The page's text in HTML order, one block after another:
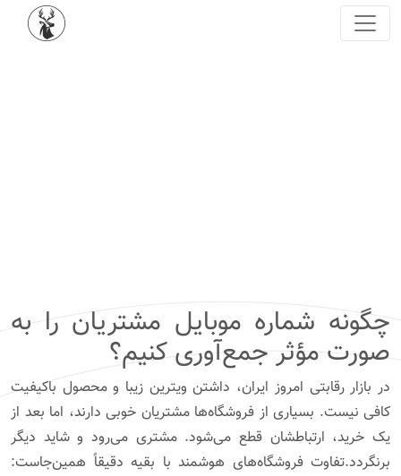
چگونه شماره موبایل مشتریان را به
صورت مؤثر جمع‌آوری کنیم؟
در بازار رقابتی امروز ایران، داشتن ویترین زیبا و محصول باکیفیت
کافی نیست. بسیاری از فروشگاه‌ها مشتریان خوبی دارند، اما بعد از
یک خرید، ارتباطشان قطع می‌شود. مشتری می‌رود و شاید دیگر
برنگردد.تفاوت فروشگاه‌های هوشمند با بقیه دقیقاً همین‌جاست: